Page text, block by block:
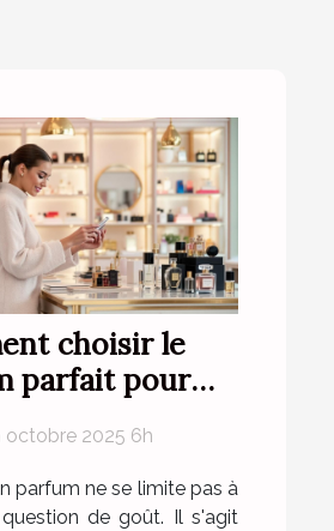
choisir le
parfait pour
octobre 2025 6h
parfum ne se limite pas à
de goût. Il s'agit